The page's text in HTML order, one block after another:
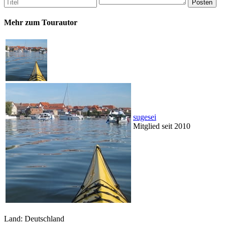
Mehr zum Tourautor
sugesei
Mitglied seit 2010
Land: Deutschland